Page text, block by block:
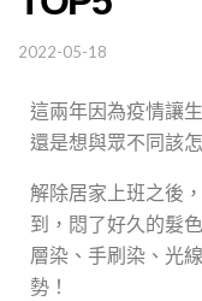
2022-05-18
這兩年因為疫情讓
還是想與眾不同該
解除居家上班之後
到，悶了好久的髮
層染、手刷染、光
勢！